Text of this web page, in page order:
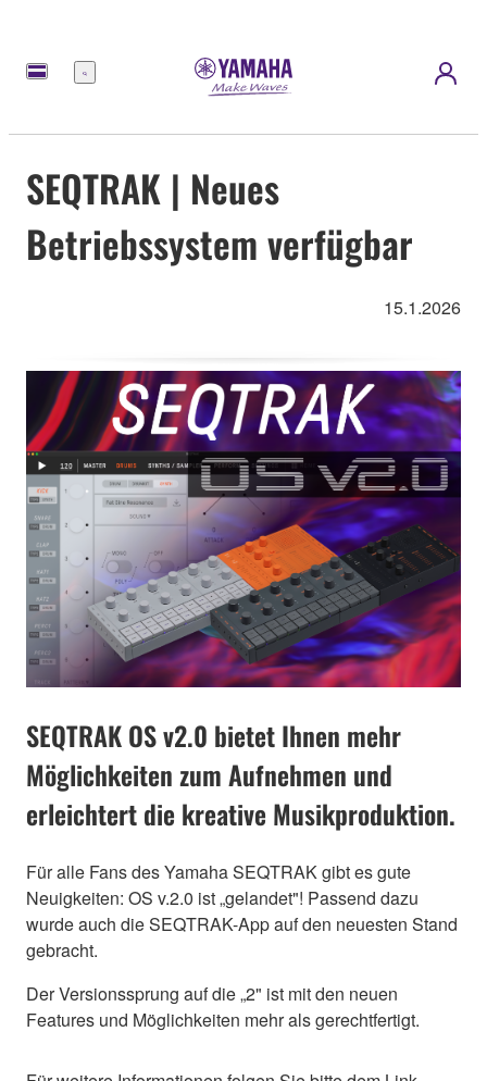
Menü
SEQTRAK | Neues
Betriebssystem verfügbar
15.1.2026
SEQTRAK OS v2.0 bietet Ihnen mehr
Möglichkeiten zum Aufnehmen und
erleichtert die kreative Musikproduktion.
Für alle Fans des Yamaha SEQTRAK gibt es gute
Neuigkeiten: OS v.2.0 ist „gelandet"! Passend dazu
wurde auch die SEQTRAK-App auf den neuesten Stand
gebracht.
Der Versionssprung auf die „2" ist mit den neuen
Features und Möglichkeiten mehr als gerechtfertigt.